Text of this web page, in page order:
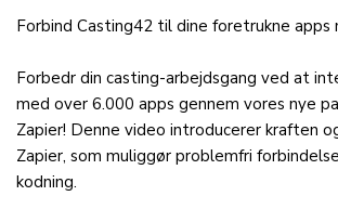
Forbind Casting42 til dine foretrukne apps
Forbedr din casting-arbejdsgang ved at
med over 6.000 apps gennem vores nye
Zapier! Denne video introducerer kraften
Zapier, som muliggør problemfri
kodning.